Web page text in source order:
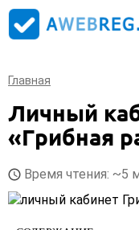
Главная
Личный
«Грибная
Время чтения: ~5